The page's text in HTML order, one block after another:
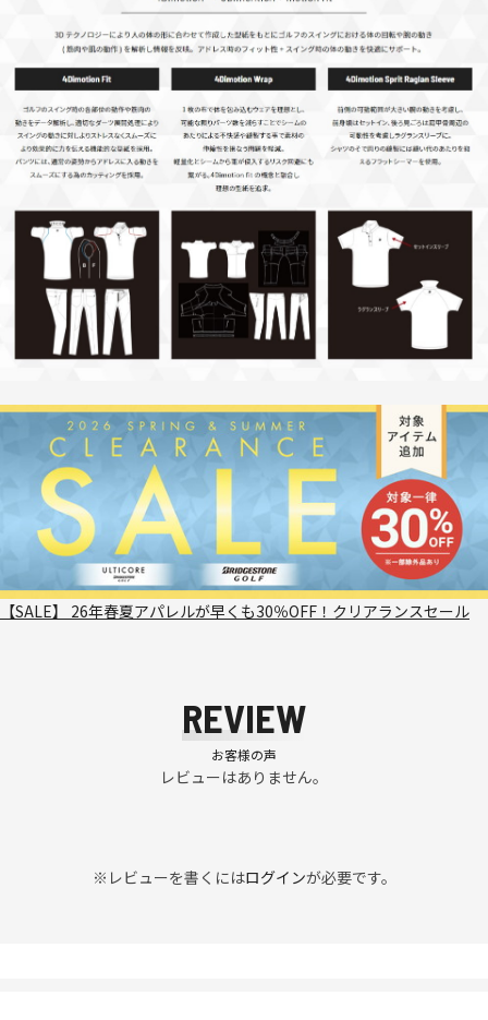
【SALE】 26年春夏アパレルが早くも30％OFF！クリアランスセール
REVIEW
お客様の声
レビューはありません。
※レビューを書くにはログインが必要です。